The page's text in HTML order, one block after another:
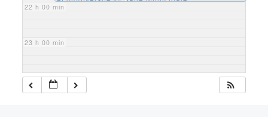
22 h 00 min
23 h 00 min